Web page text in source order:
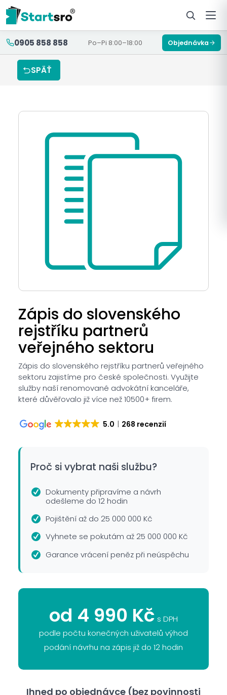
0905 858 858 Po–Pi 8:00–18:00 Objednávka
SPÄŤ
Zápis do slovenského
rejstříku partnerů
veřejného sektoru
Zápis do slovenského rejstříku partnerů veřejného
sektoru zajistíme pro české společnosti. Využijte
služby naší renomované advokátní kanceláře,
které důvěřovalo již více než 10500+ firem.
5.0 268 recenzií
Proč si vybrat naši službu?
Dokumenty připravíme a návrh
odešleme do 12 hodin
Pojištění až do 25 000 000 Kč
Vyhnete se pokutám až 25 000 000 Kč
Garance vrácení peněz při neúspěchu
od 4 990 Kč s DPH
podle počtu konečných uživatelů výhod
podání návrhu na zápis již do 12 hodin
Ihned po objednávce (bez povinnosti